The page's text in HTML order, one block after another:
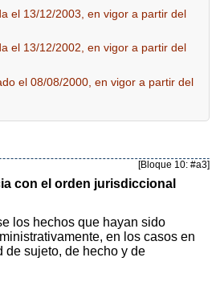
el 13/12/2003, en vigor a partir del
el 13/12/2002, en vigor a partir del
el 08/08/2000, en vigor a partir del
[Bloque 10: #a3]
con el orden jurisdiccional
los hechos que hayan sido
en los casos en
de sujeto, de hecho y de